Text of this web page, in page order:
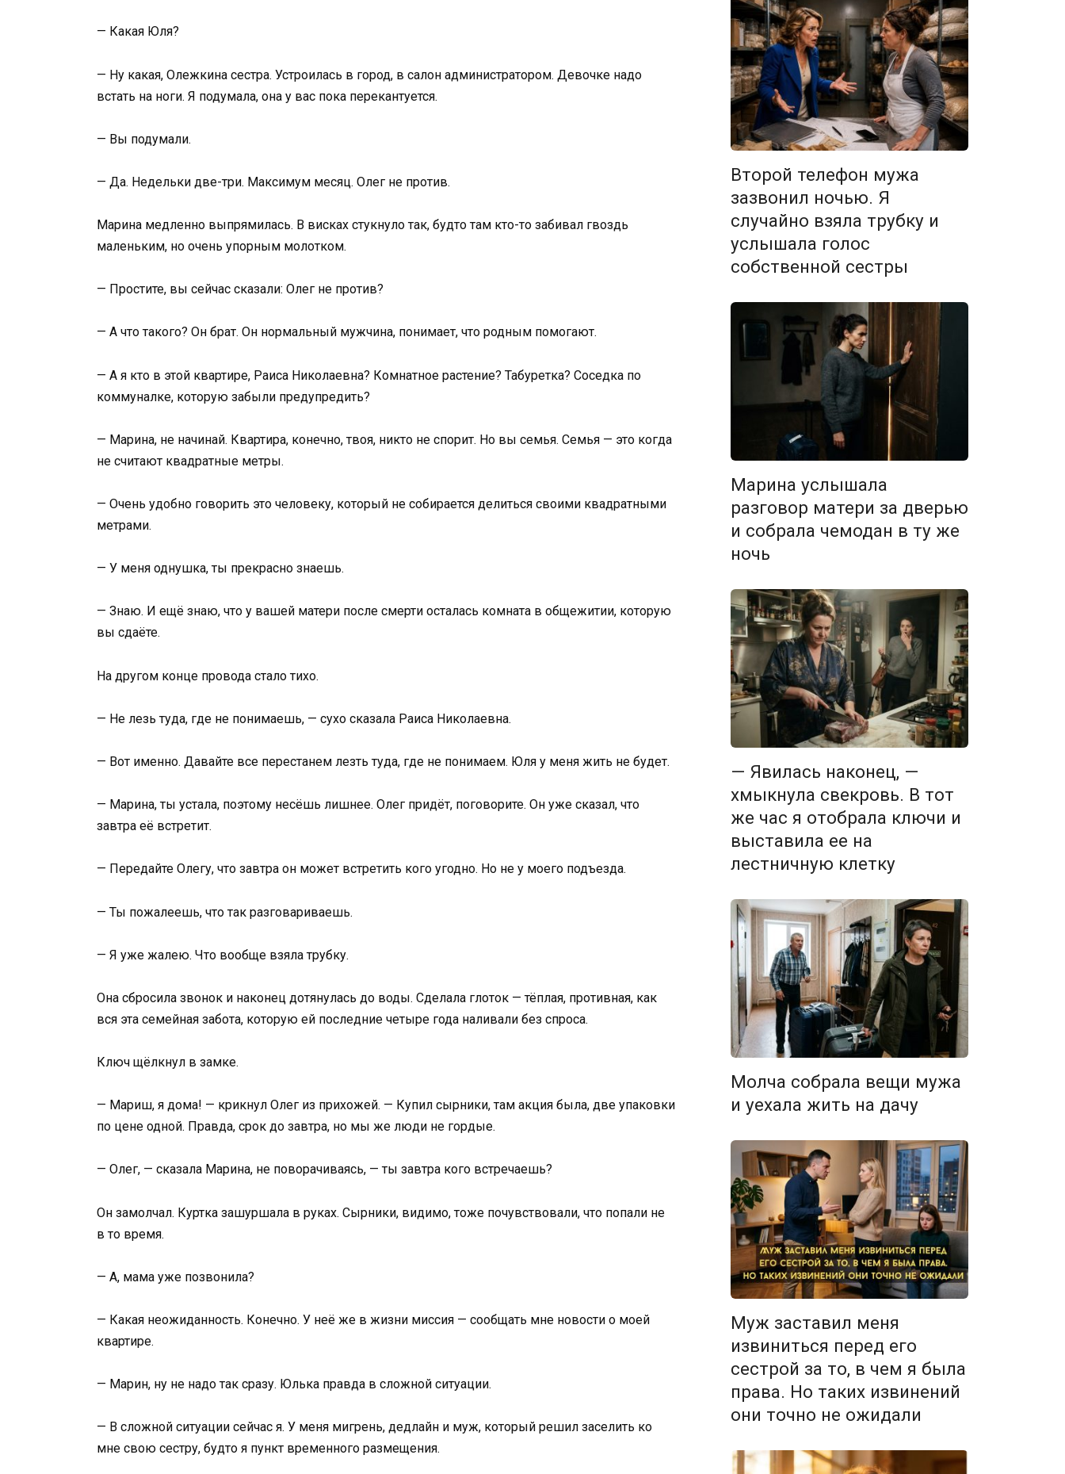
— Какая Юля?
— Ну какая, Олежкина сестра. Устроилась в город, в салон администратором. Девочке надо
встать на ноги. Я подумала, она у вас пока перекантуется.
— Вы подумали.
— Да. Недельки две-три. Максимум месяц. Олег не против.
Марина медленно выпрямилась. В висках стукнуло так, будто там кто-то забивал гвоздь
маленьким, но очень упорным молотком.
— Простите, вы сейчас сказали: Олег не против?
— А что такого? Он брат. Он нормальный мужчина, понимает, что родным помогают.
— А я кто в этой квартире, Раиса Николаевна? Комнатное растение? Табуретка? Соседка по
коммуналке, которую забыли предупредить?
— Марина, не начинай. Квартира, конечно, твоя, никто не спорит. Но вы семья. Семья — это когда
не считают квадратные метры.
— Очень удобно говорить это человеку, который не собирается делиться своими квадратными
метрами.
— У меня однушка, ты прекрасно знаешь.
— Знаю. И ещё знаю, что у вашей матери после смерти осталась комната в общежитии, которую
вы сдаёте.
На другом конце провода стало тихо.
— Не лезь туда, где не понимаешь, — сухо сказала Раиса Николаевна.
— Вот именно. Давайте все перестанем лезть туда, где не понимаем. Юля у меня жить не будет.
— Марина, ты устала, поэтому несёшь лишнее. Олег придёт, поговорите. Он уже сказал, что
завтра её встретит.
— Передайте Олегу, что завтра он может встретить кого угодно. Но не у моего подъезда.
— Ты пожалеешь, что так разговариваешь.
— Я уже жалею. Что вообще взяла трубку.
Она сбросила звонок и наконец дотянулась до воды. Сделала глоток — тёплая, противная, как
вся эта семейная забота, которую ей последние четыре года наливали без спроса.
Ключ щёлкнул в замке.
— Мариш, я дома! — крикнул Олег из прихожей. — Купил сырники, там акция была, две упаковки
по цене одной. Правда, срок до завтра, но мы же люди не гордые.
— Олег, — сказала Марина, не поворачиваясь, — ты завтра кого встречаешь?
Он замолчал. Куртка зашуршала в руках. Сырники, видимо, тоже почувствовали, что попали не
в то время.
— А, мама уже позвонила?
— Какая неожиданность. Конечно. У неё же в жизни миссия — сообщать мне новости о моей
квартире.
— Марин, ну не надо так сразу. Юлька правда в сложной ситуации.
— В сложной ситуации сейчас я. У меня мигрень, дедлайн и муж, который решил заселить ко
мне свою сестру, будто я пункт временного размещения.
Второй телефон мужа
зазвонил ночью. Я
случайно взяла трубку и
услышала голос
собственной сестры
Марина услышала
разговор матери за дверью
и собрала чемодан в ту же
ночь
— Явилась наконец, —
хмыкнула свекровь. В тот
же час я отобрала ключи и
выставила ее на
лестничную клетку
Молча собрала вещи мужа
и уехала жить на дачу
Муж заставил меня
извиниться перед его
сестрой за то, в чем я была
права. Но таких извинений
они точно не ожидали